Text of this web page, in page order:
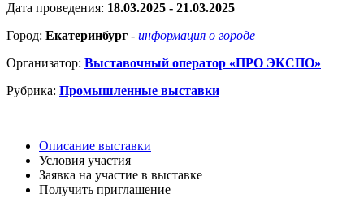
Дата проведения: 18.03.2025 - 21.03.2025
Город: Екатеринбург - информация о городе
Организатор: Выставочный оператор «ПРО ЭКСПО»
Рубрика: Промышленные выставки
Описание выставки
Условия участия
Заявка на участие в выставке
Получить приглашение